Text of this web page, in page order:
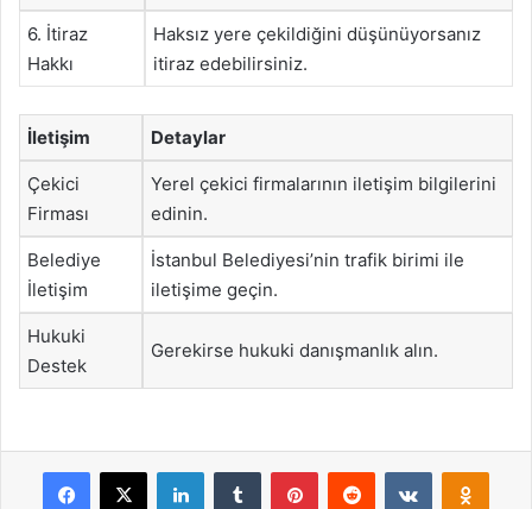
6. İtiraz
Hakkı
Haksız yere çekildiğini düşünüyorsanız
itiraz edebilirsiniz.
İletişim Detaylar
Çekici
Firması
Yerel çekici firmalarının iletişim bilgilerini
edinin.
Belediye
İletişim
İstanbul Belediyesi’nin trafik birimi ile
iletişime geçin.
Hukuki
Destek
Gerekirse hukuki danışmanlık alın.
Facebook
X LinkedInTumblr PinterestReddit VKontakte